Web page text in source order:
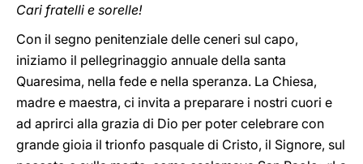
Cari fratelli e sorelle!
Con il segno penitenziale delle ceneri sul capo,
iniziamo il pellegrinaggio annuale della santa
Quaresima, nella fede e nella speranza. La Chiesa,
madre e maestra, ci invita a preparare i nostri cuori e
ad aprirci alla grazia di Dio per poter celebrare con
grande gioia il trionfo pasquale di Cristo, il Signore, sul